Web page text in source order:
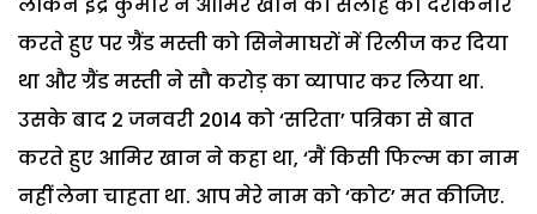
करते हुए पर ग्रैंड मस्ती को सिनेमाघरों में रिलीज कर दिया
था और ग्रैंड मस्ती ने सौ करोड़ का व्यापार कर लिया था.
उसके बाद 2 जनवरी 2014 को ‘सरिता’ पत्रिका से बात
करते हुए आमिर खान ने कहा था, ‘मैं किसी फिल्म का नाम
नहीं लेना चाहता था. आप मेरे नाम को ‘कोट’ मत कीजिए.